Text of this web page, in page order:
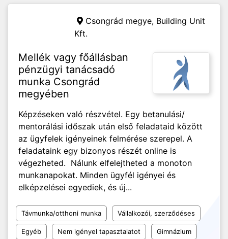
Csongrád megye, Building Unit
Kft.
Mellék vagy főállásban
pénzügyi tanácsadó
munka Csongrád
megyében
Képzéseken való részvétel. Egy betanulási/
mentorálási időszak után első feladataid között
az ügyfelek igényeinek felmérése szerepel. A
feladataink egy bizonyos részét online is
végezheted. Nálunk elfelejtheted a monoton
munkanapokat. Minden ügyfél igényei és
elképzelései egyediek, és új...
Távmunka/otthoni munka Vállalkozói, szerződéses
Egyéb Nem igényel tapasztalatot Gimnázium